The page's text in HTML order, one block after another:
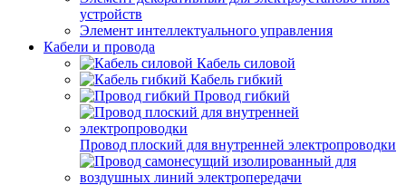
устройств
Элемент интеллектуального управления
Кабели и провода
Кабель силовой
Кабель гибкий
Провод гибкий
Провод плоский для внутренней электропроводки